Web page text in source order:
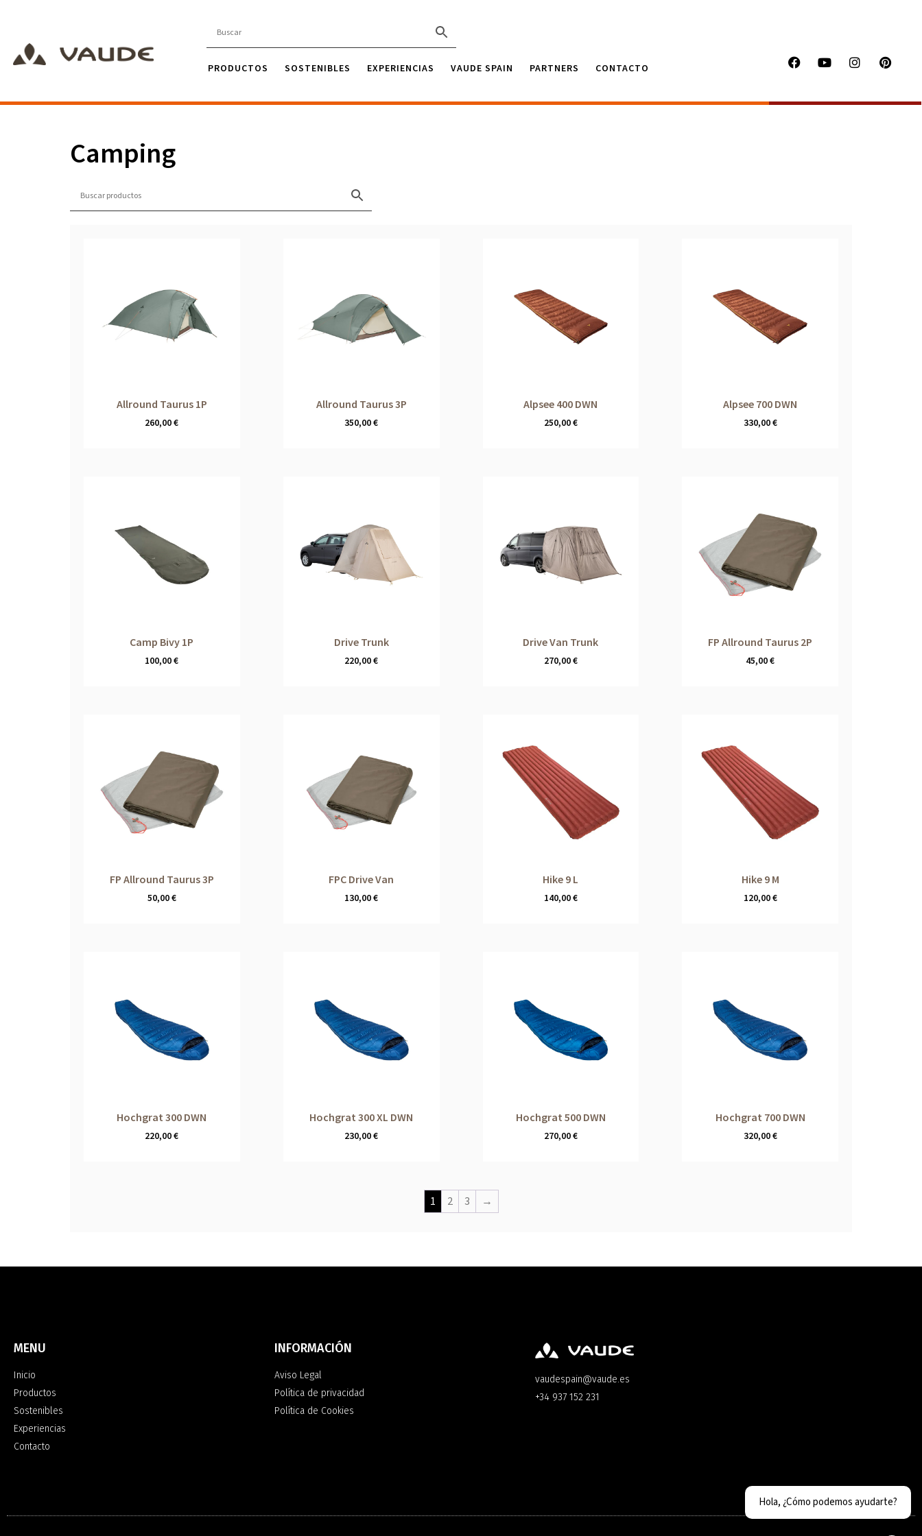
PRODUCTOS SOSTENIBLES EXPERIENCIAS VAUDE SPAIN PARTNERS CONTACTO
Camping
Allround Taurus 1P
260,00€
Allround Taurus 3P
350,00€
Alpsee 400 DWN
250,00€
Alpsee 700 DWN
330,00€
Camp Bivy 1P
100,00€
Drive Trunk
220,00€
Drive Van Trunk
270,00€
FP Allround Taurus 2P
45,00€
FP Allround Taurus 3P
50,00€
FPC Drive Van
130,00€
Hike 9 L
140,00€
Hike 9 M
120,00€
Hochgrat 300 DWN
220,00€
Hochgrat 300 XL DWN
230,00€
Hochgrat 500 DWN
270,00€
Hochgrat 700 DWN
320,00€
1 2 3 →
MENU
Inicio
Productos
Sostenibles
Experiencias
Contacto
INFORMACIÓN
Aviso Legal
Política de privacidad
Política de Cookies
vaudespain@vaude.es
+34 937 152 231
Hola, ¿Cómo podemos ayudarte?